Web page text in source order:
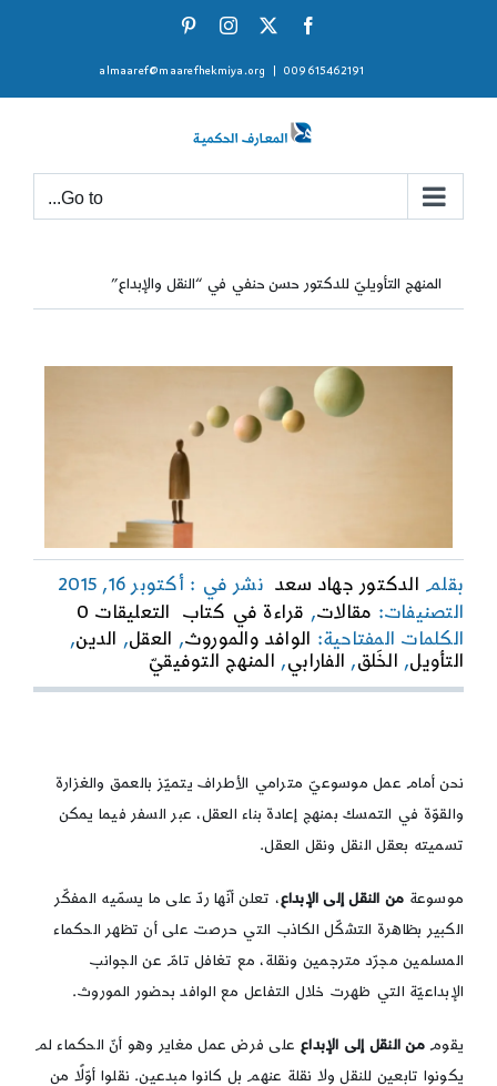
Facebook
X
Instagram
009615462191
almaaref@maarefhekmiya.org
Go to...
المنهج التأويليّ للدكتور حسن حنفي في “النقل والإبداع”
بقلم الدكتور جهاد سعد نشر في : أكتوبر 16, 2015
التصنيفات: مقالات, قراءة في كتاب التعليقات 0
التأويليّ
حسن
والإبداع”
الكلمات المفتاحية: الوافد والموروث, العقل, الدين,
التأويل, الخَلق, الفارابي, المنهج التوفيقيّ
نحن أمام عمل موسوعيّ مترامي الأطراف يتميّز بالعمق والغزارة
والقوّة في التمسك بمنهج إعادة بناء العقل، عبر السفر فيما يمكن
تسميته بعقل النقل ونقل العقل.
موسوعة من النقل إلى الإبداع، تعلن أنّها ردّ على ما يسمّيه المفكّر
الكبير بظاهرة التشكّل الكاذب التي حرصت على أن تظهر الحكماء
المسلمين مجرّد مترجمين ونقلة، مع تغافل تامّ عن الجوانب
الإبداعيّة التي ظهرت خلال التفاعل مع الوافد بحضور الموروث.
يقوممن النقل إلى الإبداع على فرض عمل مغاير وهو أنّ الحكماء لم
يكونوا تابعين للنقل ولا نقلة عنهم بل كانوا مبدعين. نقلوا أوّلًا من